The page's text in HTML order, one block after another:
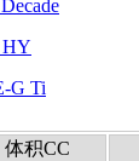
HY
G Ti
体积CC